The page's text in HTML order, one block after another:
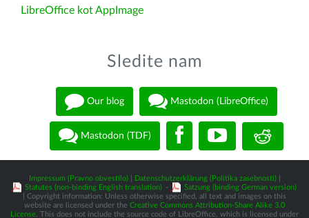
LibreOffice kot AppImage
Sledite nam
Our blog Mastodon (LibreOffice)
Mastodon (TDF)
Impressum (Pravno obvestilo)| Datenschutzerklärung (Politika zasebnosti)|
Statutes (non-binding English translation) -
Satzung (binding German version)
| Copyright information: Unless otherwise specified, all text and images on this
website are licensed under the Creative Commons Attribution-Share Alike 3.0
License . This does not include the source code of LibreOffice, which is licensed under